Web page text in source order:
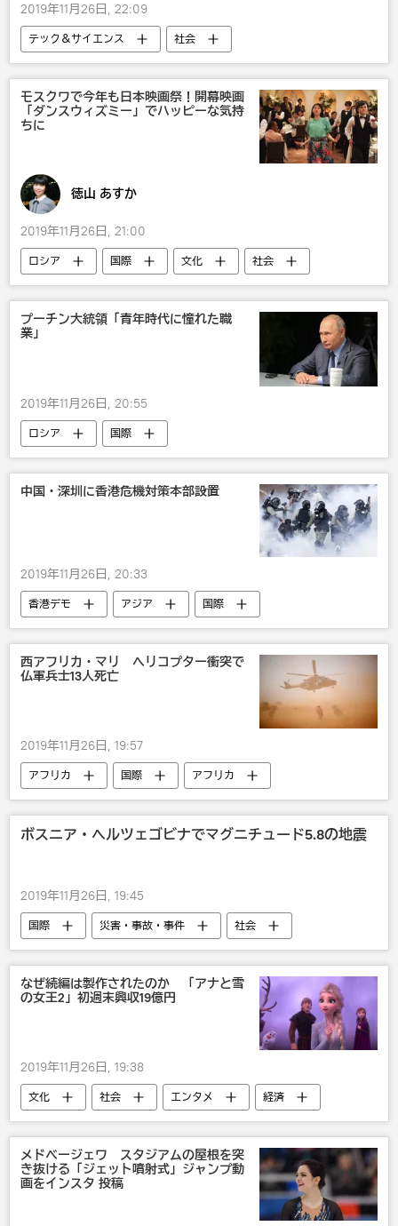
2019年11月26日, 22:09
テック＆サイエンス 社会
モスクワで今年も日本映画祭！開幕映画
「ダンスウィズミー」でハッピーな気持
ちに
徳山 あすか
2019年11月26日, 21:00
ロシア 国際 文化
社会
映画
国内 露日関係
プーチン大統領「青年時代に憧れた職
業」
2019年11月26日, 20:55
ロシア
国際
ウラジーミル・プーチン
中国・深圳に香港危機対策本部設置
2019年11月26日, 20:33
香港デモ アジア
国際
災害・事故・事件
社会
中国
香港
西アフリカ・マリ ヘリコプター衝突で
仏軍兵士13人死亡
2019年11月26日, 19:57
アフリカ 国際 アフリカ
ボスニア・ヘルツェゴビナでマグニチュード5.8の地震
2019年11月26日, 19:45
国際 災害・事故・事件
社会
地震
なぜ続編は製作されたのか 「アナと雪
の女王2」初週末興収19億円
2019年11月26日, 19:38
文化 社会 エンタメ
経済
アニメ
国内 映画
メドベージェワ スタジアムの屋根を突
き抜ける「ジェット噴射式」ジャンプ動
画をインスタ 投稿